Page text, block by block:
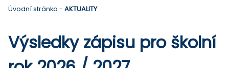
Úvodní stránka - AKTUALITY
Výsledky zápisu pro školní